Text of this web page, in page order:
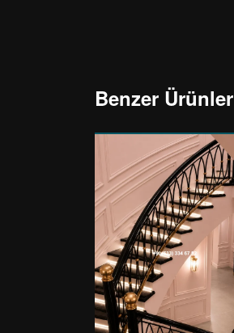
Benzer Ürünler